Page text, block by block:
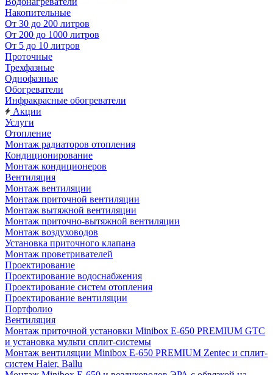
Накопительные
От 30 до 200 литров
От 200 до 1000 литров
От 5 до 10 литров
Проточные
Трехфазные
Однофазные
Обогреватели
Инфракрасные обогреватели
Акции
Услуги
Отопление
Монтаж радиаторов отопления
Кондиционирование
Монтаж кондиционеров
Вентиляция
Монтаж вентиляции
Монтаж приточной вентиляции
Монтаж вытяжной вентиляции
Монтаж приточно-вытяжной вентиляции
Монтаж воздуховодов
Установка приточного клапана
Монтаж проветривателей
Проектирование
Проектирование водоснабжения
Проектирование систем отопления
Проектирование вентиляции
Портфолио
Вентиляция
Монтаж приточной установки Minibox E-650 PREMIUM GTC
и установка мульти сплит-системы
Монтаж вентиляции Minibox E-650 PREMIUM Zentec и сплит-
систем Haier, Ballu